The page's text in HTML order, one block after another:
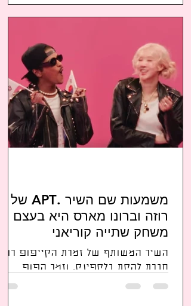
הקייפופ ניו ג'ינס...
משמעות שם השיר .APT של
רוזה וברונו מארס היא בעצם
משחק שתייה קוריאני
השיר המשותף של זמרת הקייפופ
חברת להקת בלקפינק, וזמר הפופ
האמריקני ברונו מארס זכה להצלחה